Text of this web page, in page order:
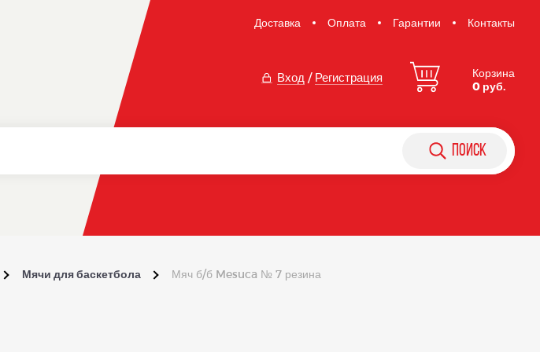
Доставка Оплата Гарантии Контакты
Вход / Регистрация
Корзина
0 руб.
поиск
Мячи для баскетбола Мяч б/б Mesuca № 7 резина